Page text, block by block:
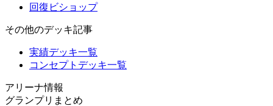
回復ビショップ
その他のデッキ記事
実績デッキ一覧
コンセプトデッキ一覧
アリーナ情報
グランプリまとめ